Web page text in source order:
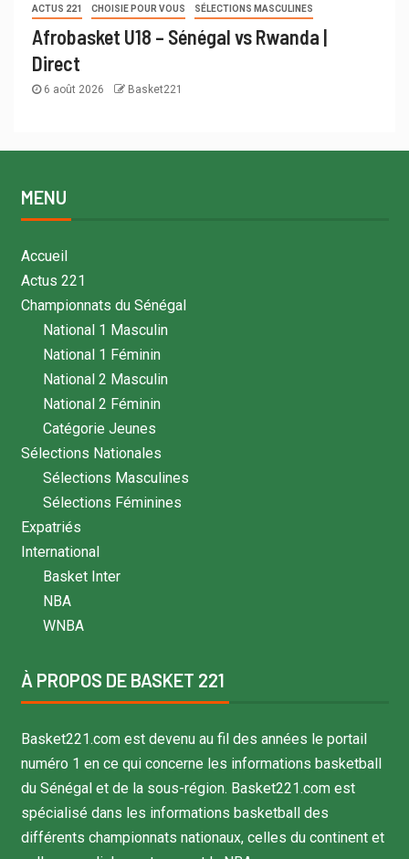
ACTUS 221 CHOISIE POUR VOUS SÉLECTIONS MASCULINES
Afrobasket U18 – Sénégal vs Rwanda |
Direct
6 août 2026 Basket221
MENU
Accueil
Actus 221
Championnats du Sénégal
National 1 Masculin
National 1 Féminin
National 2 Masculin
National 2 Féminin
Catégorie Jeunes
Sélections Nationales
Sélections Masculines
Sélections Féminines
Expatriés
International
Basket Inter
NBA
WNBA
À PROPOS DE BASKET 221
Basket221.com est devenu au fil des années le portail
numéro 1 en ce qui concerne les informations basketball
du Sénégal et de la sous-région. Basket221.com est
spécialisé dans les informations basketball des
différents championnats nationaux, celles du continent et